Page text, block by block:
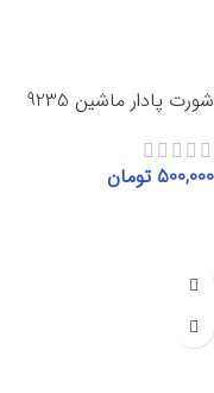
شورت پادار ماشین 9235
500,000 تومان